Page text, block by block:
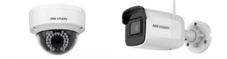
wishlist
Add to
wishlist